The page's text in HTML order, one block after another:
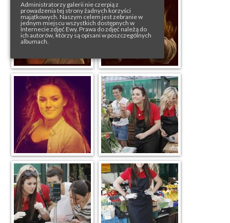
Administratorzy galerii nie czerpią z
prowadzenia tej strony żadnych korzyści
majątkowych. Naszym celem jest zebranie w
jednym miejscu wszystkich dostępnych w
Internecie zdjęć Ewy. Prawa do zdjęć należą do
ich autorów, którzy są opisani w poszczególnych
albumach.